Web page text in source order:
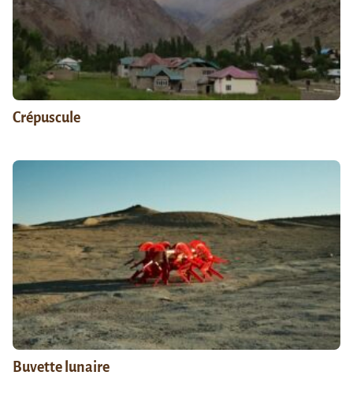
Crépuscule
Buvette lunaire